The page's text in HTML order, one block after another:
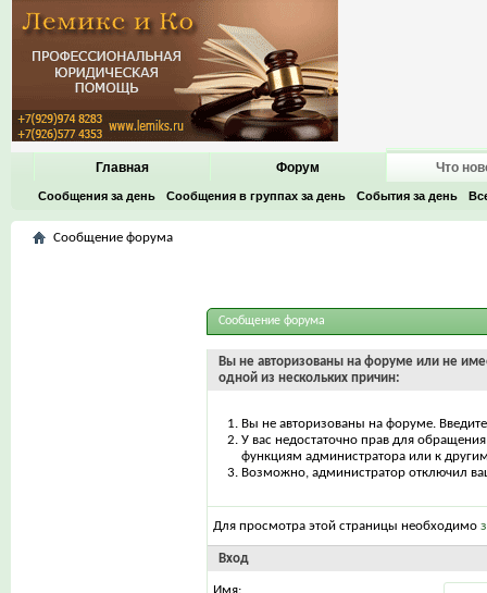
Главная Форум Что
Сообщения за день Сообщения в группах за день События за день
Сообщение форума
Сообщение форума
Вы не авторизованы на форуме или не
одной из нескольких причин:
Вы не авторизованы на форуме.
У вас недостаточно прав для
функциям администратора или к
Возможно, администратор отключил
Для просмотра этой страницы необходимо
Вход